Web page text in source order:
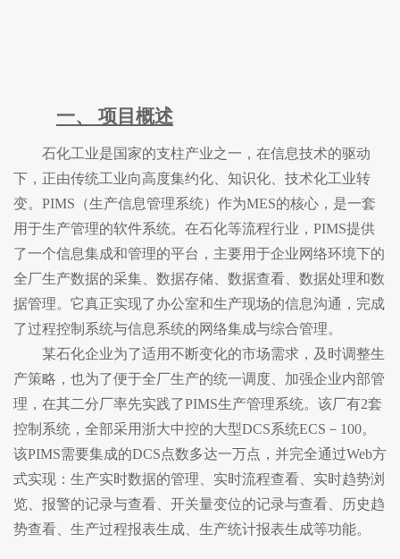
一、 项目概述
石化工业是国家的支柱产业之一，在信息技术的驱动
下，正由传统工业向高度集约化、知识化、技术化工业转
变。 PIMS（生产信息管理系统）作为MES的核心，是一套
用于生产管理的软件系统。在石化等流程行业，PIMS提供
了一个信息集成和管理的平台，主要用于企业网络环境下的
全厂生产数据的采集、数据存储、数据查看、数据处理和数
据管理。它真正实现了办公室和生产现场的信息沟通，完成
了过程控制系统与信息系统的网络集成与综合管理。
某石化企业为了适用不断变化的市场需求，及时调整生
产策略，也为了便于全厂生产的统一调度、加强企业内部管
理，在其二分厂率先实践了PIMS生产管理系统。该厂有2套
控制系统，全部采用浙大中控的大型DCS系统ECS－100。
该PIMS需要集成的DCS点数多达一万点，并完全通过Web方
式实现：生产实时数据的管理、实时流程查看、实时趋势浏
览、报警的记录与查看、开关量变位的记录与查看、历史趋
势查看、生产过程报表生成、生产统计报表生成等功能。